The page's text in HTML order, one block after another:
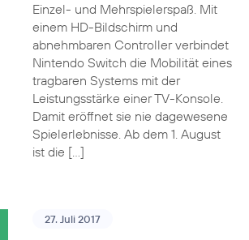
Einzel- und Mehrspielerspaß. Mit
einem HD-Bildschirm und
abnehmbaren Controller verbindet
Nintendo Switch die Mobilität eines
tragbaren Systems mit der
Leistungsstärke einer TV-Konsole.
Damit eröffnet sie nie dagewesene
Spielerlebnisse. Ab dem 1. August
ist die […]
27. Juli 2017